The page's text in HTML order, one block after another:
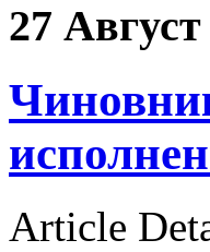
27 Август
Article